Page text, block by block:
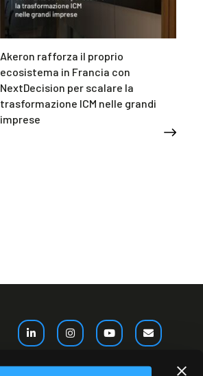
Akeron rafforza il proprio
ecosistema in Francia con
NextDecision per scalare la
trasformazione ICM nelle grandi
imprese